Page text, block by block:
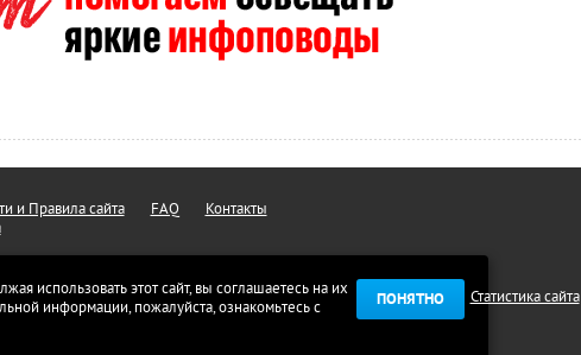
использовать этот сайт, вы соглашаетесь на их
информации, пожалуйста, ознакомьтесь с
ПОНЯТНО
и Правила сайта FAQ
Контакты
Статистика сайта